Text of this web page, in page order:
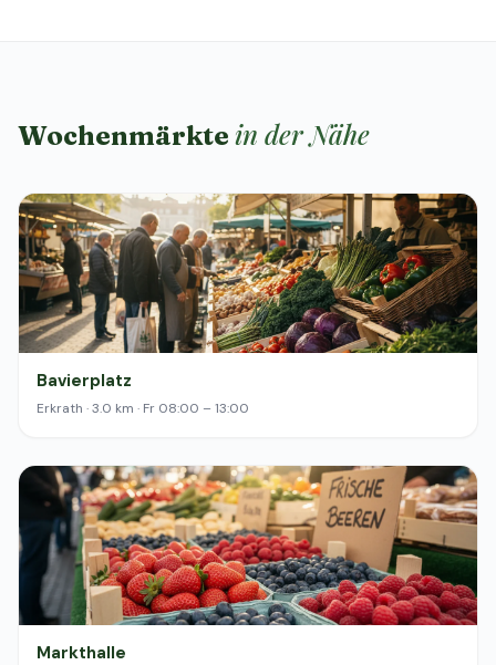
Wochenmärkte in der Nähe
Bavierplatz
Erkrath · 3.0 km · Fr 08:00 – 13:00
Markthalle